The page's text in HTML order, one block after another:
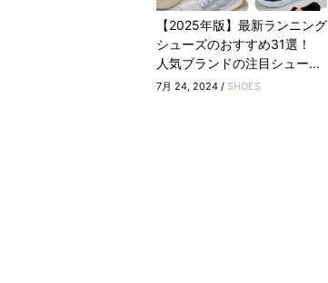
【2025年版】最新ランニング
シューズのおすすめ31選！
人気ブランドの注目シュー...
7月 24, 2024 / SHOES